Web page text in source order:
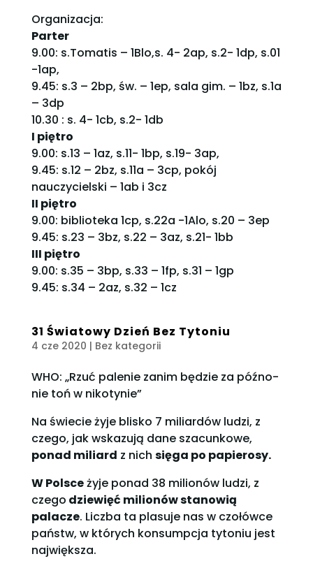
Organizacja:
Parter
9.00: s.Tomatis – 1Blo,s. 4- 2ap, s.2- 1dp, s.01
-1ap,
9.45: s.3 – 2bp, św. – 1ep, sala gim. – 1bz, s.1a
– 3dp
10.30 : s. 4- 1cb, s.2- 1db
I piętro
9.00: s.13 – 1az, s.11- 1bp, s.19- 3ap,
9.45: s.12 – 2bz, s.11a – 3cp, pokój
nauczycielski – 1ab i 3cz
II piętro
9.00: biblioteka 1cp, s.22a -1Alo, s.20 – 3ep
9.45: s.23 – 3bz, s.22 – 3az, s.21- 1bb
III piętro
9.00: s.35 – 3bp, s.33 – 1fp, s.31 – 1gp
9.45: s.34 – 2az, s.32 – 1cz
31 Światowy Dzień Bez Tytoniu
4 cze 2020 | Bez kategorii
WHO: „Rzuć palenie zanim będzie za późno-
nie toń w nikotynie”
Na świecie żyje blisko 7 miliardów ludzi, z
czego, jak wskazują dane szacunkowe,
ponad miliard z nich sięga po papierosy.
W Polsceżyje ponad 38 milionów ludzi, z
czego dziewięć milionów stanowią
palacze. Liczba ta plasuje nas w czołówce
państw, w których konsumpcja tytoniu jest
największa.